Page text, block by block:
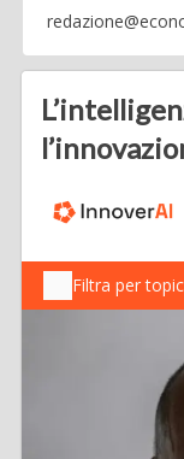
Filtra per topic